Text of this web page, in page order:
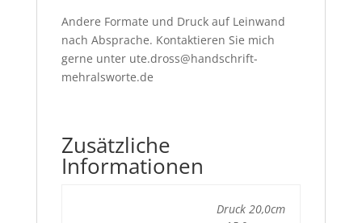
Andere Formate und Druck auf Leinwand
nach Absprache. Kontaktieren Sie mich
gerne unter ute.dross@handschrift-
mehralsworte.de
Zusätzliche
Informationen
Druck 20,0cm